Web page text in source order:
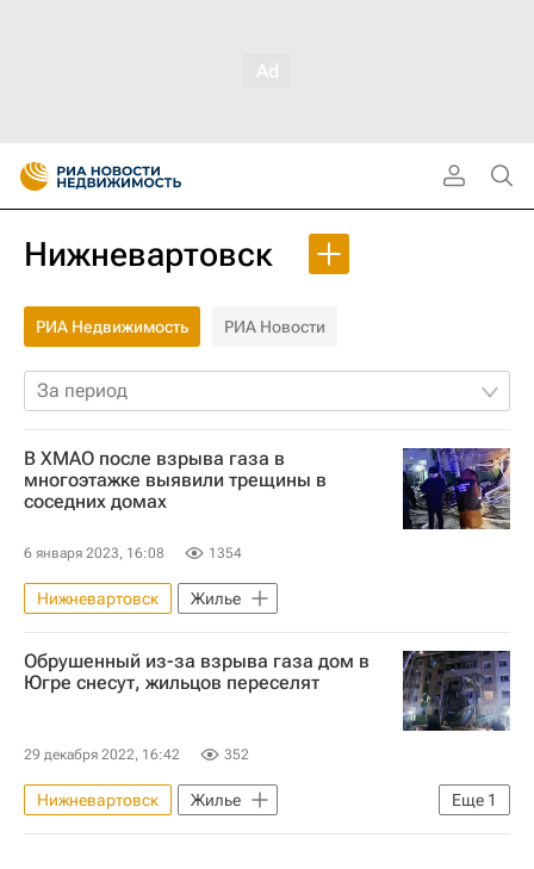
Нижневартовск
РИА Недвижимость РИА Новости
За период
В ХМАО после взрыва газа в
многоэтажке выявили трещины в
соседних домах
6 января 2023, 16:08 1354
Нижневартовск Жилье
Обрушенный из-за взрыва газа дом в
Югре снесут, жильцов переселят
29 декабря 2022, 16:42 352
Еще 1
Нижневартовск
Жилье
Происшествия